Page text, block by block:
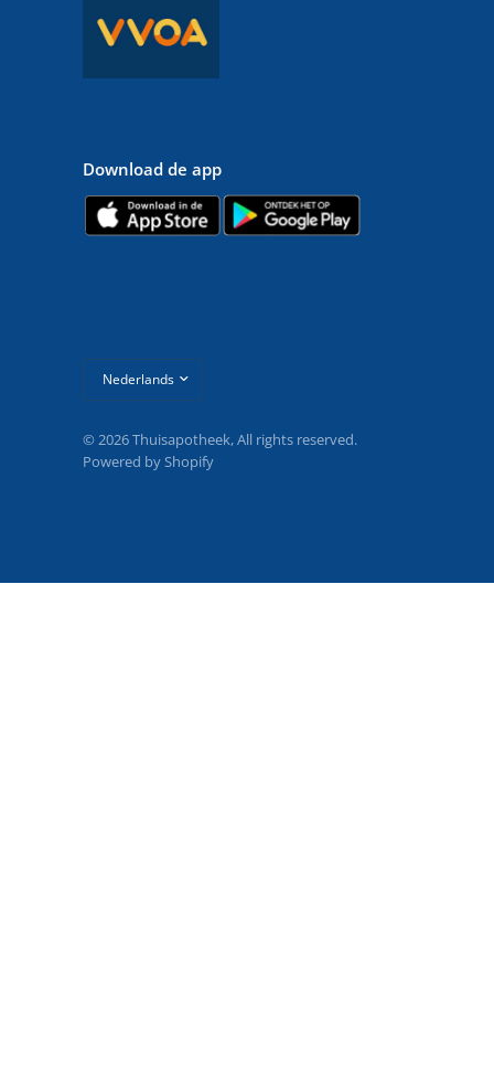
Download de app
bijwerken
© 2026 Thuisapotheek, All rights reserved.
Powered by Shopify